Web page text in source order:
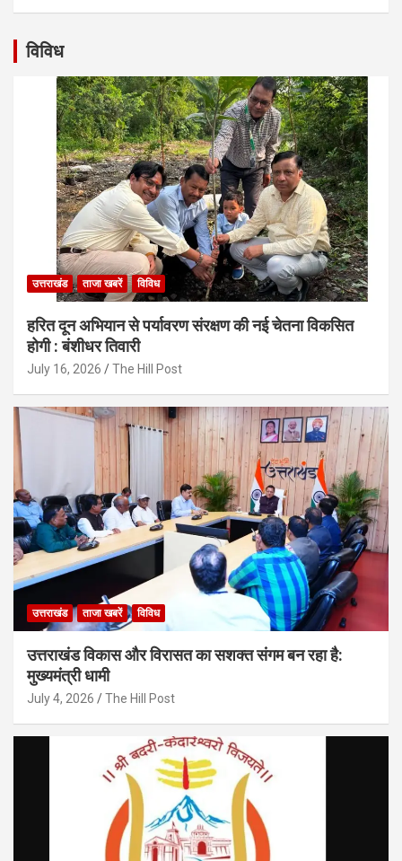
विविध
उत्तराखंड ताजा खबरें विविध
हरित दून अभियान से पर्यावरण संरक्षण की नई चेतना विकसित
होगी : बंशीधर तिवारी
July 16, 2026 The Hill Post
उत्तराखंड ताजा खबरें विविध
उत्तराखंड विकास और विरासत का सशक्त संगम बन रहा है:
मुख्यमंत्री धामी
July 4, 2026 The Hill Post